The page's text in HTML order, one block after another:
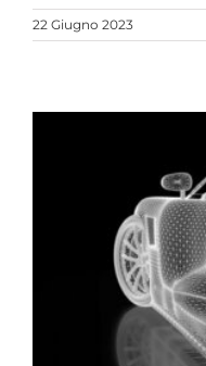
22 Giugno 2023